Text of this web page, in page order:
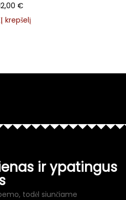
€
Į krepšelį
ir ypatingus
todėl siunčiame